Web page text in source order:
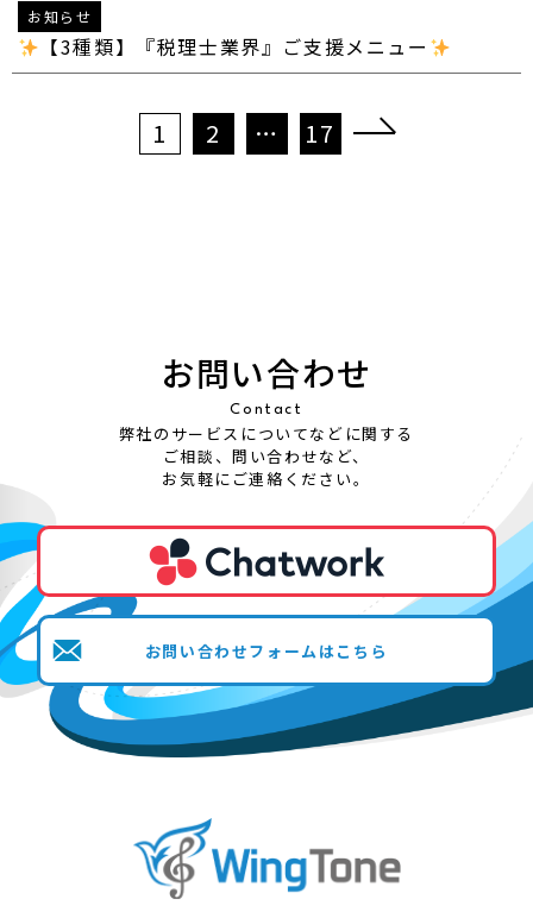
お知らせ
【3種類】『税理士業界』ご支援メニュー
1 2 … 17
お問い合わせ
Contact
弊社のサービスについてなどに関する
ご相談、問い合わせなど、
お気軽にご連絡ください。
お問い合わせフォームはこちら